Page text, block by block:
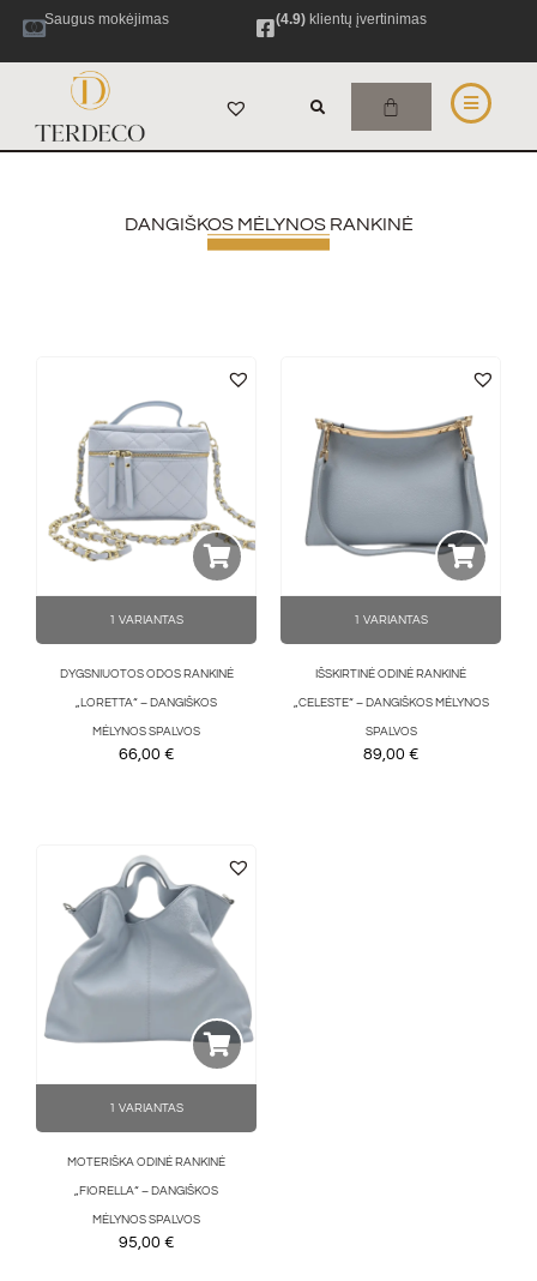
Saugus mokėjimas (4.9)klientų įvertinimas
DANGIŠKOS MĖLYNOS RANKINĖ
1 VARIANTAS
DYGSNIUOTOS ODOS RANKINĖ
„LORETTA“ – DANGIŠKOS
MĖLYNOS SPALVOS
66,00 €
1 VARIANTAS
IŠSKIRTINĖ ODINĖ RANKINĖ
„CELESTE“ – DANGIŠKOS MĖLYNOS
SPALVOS
89,00 €
1 VARIANTAS
MOTERIŠKA ODINĖ RANKINĖ
„FIORELLA“ – DANGIŠKOS
MĖLYNOS SPALVOS
95,00 €